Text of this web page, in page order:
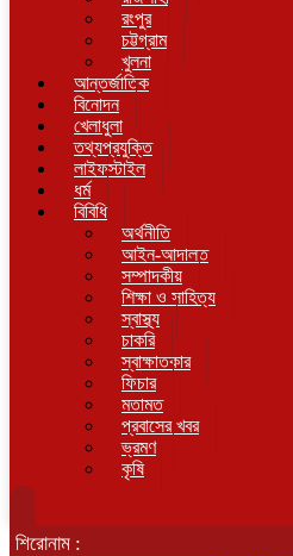
রংপুর
চট্টগ্রাম
খুলনা
আন্তর্জাতিক
বিনোদন
খেলাধুলা
তথ্যপ্রযুক্তি
লাইফস্টাইল
ধর্ম
বিবিধি
অর্থনীতি
আইন-আদালত
সম্পাদকীয়
শিক্ষা ও সাহিত্য
স্বাস্থ্য
চাকরি
স্বাক্ষাতকার
ফিচার
মতামত
প্রবাসের খবর
ভ্রমণ
কৃষি
শিরোনাম :